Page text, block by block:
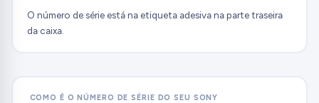
O número de série está na etiqueta adesiva na parte traseira
da caixa.
COMO É O NÚMERO DE SÉRIE DO SEU SONY